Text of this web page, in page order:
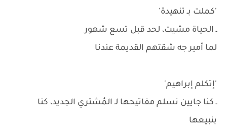
'كملت بـ تنهيدة'
ـ الحياة مشيت، لحد قبل تسع شهور
لما أمير جه شقتهم القديمة عندنا
'إتكلم إبراهيم'
ـ كنا جايين نسلم مفاتيحها لـ المُشتري الجديد، كنا
بنبيعها